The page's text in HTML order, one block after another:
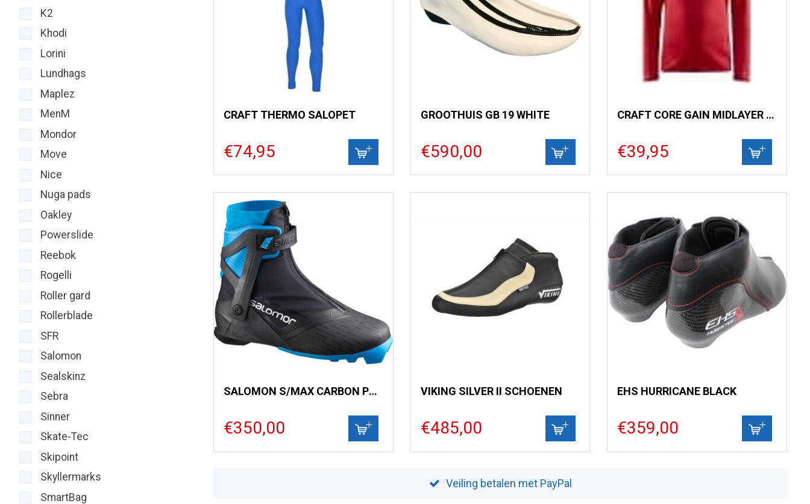
K2
Khodi
Lorini
Lundhags
Maplez
MenM
Mondor
Move
Nice
Nuga pads
Oakley
Powerslide
Reebok
Rogelli
Roller gard
Rollerblade
SFR
Salomon
Sealskinz
Sebra
Sinner
Skate-Tec
Skipoint
Skyllermarks
SmartBag
CRAFT THERMO SALOPET
€74,95
GROOTHUIS GB 19 WHITE
€590,00
CRAFT CORE GAIN MIDLAYER MAN
€39,95
SALOMON S/MAX CARBON PROLINK
€350,00
VIKING SILVER II SCHOENEN
€485,00
EHS HURRICANE BLACK
€359,00
Veiling betalen met PayPal